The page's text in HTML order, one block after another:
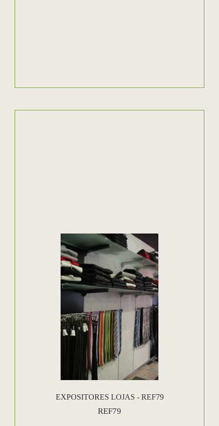
EXPOSITORES LOJAS - REF79
REF79